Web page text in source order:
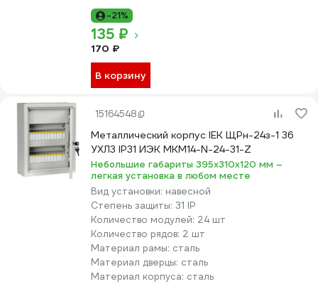
-21%
135 ₽
170 ₽
В корзину
15164548
Металлический корпус IEK ЩРн-24з-1 36
УХЛ3 IP31 ИЭК MKM14-N-24-31-Z
Небольшие габариты 395х310х120 мм –
легкая установка в любом месте
Вид установки: навесной
Степень защиты: 31 IP
Количество модулей: 24 шт
Количество рядов: 2 шт
Материал рамы: сталь
Материал дверцы: сталь
Материал корпуса: сталь